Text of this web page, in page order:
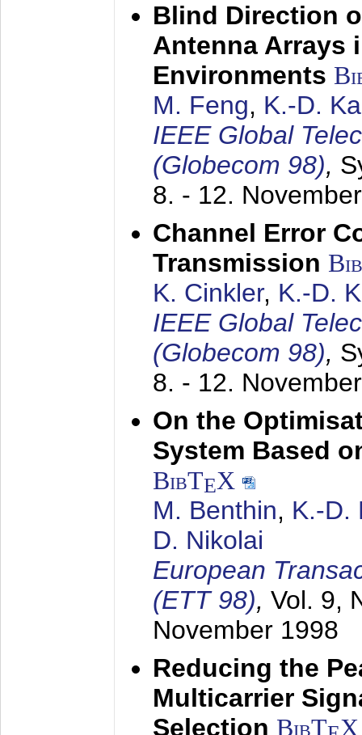
Blind Direction
Antenna Arrays
Environments
M. Feng, K.-D.
IEEE Global
(Globecom 98),
8. - 12.
Channel Error
Transmission
K. Cinkler, K.-D.
IEEE Global
(Globecom 98),
8. - 12.
On the
System Based
BibTEX
M. Benthin, K.-D.
D. Nikolai
European
(ETT 98), Vol. 9,
November 1998
Reducing the
Multicarrier
Selection BibT X